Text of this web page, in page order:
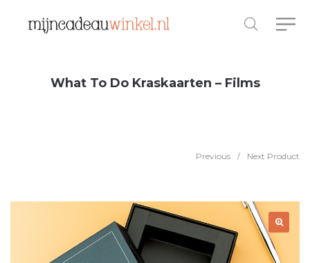
What To Do Kraskaarten – Films
Previous / Next Product